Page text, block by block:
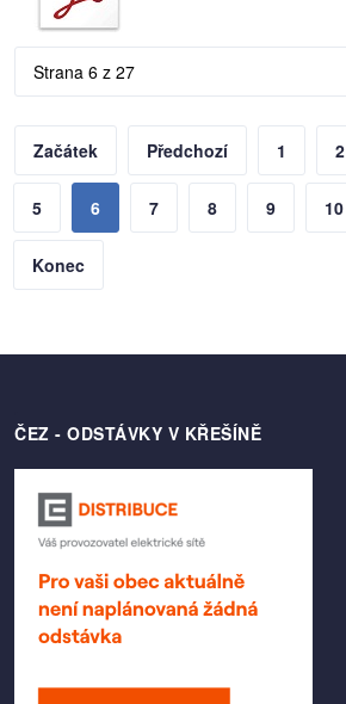
Strana 6 z 27
Začátek Předchozí 1 2
5 6 7 8 9 10
Konec
ČEZ - ODSTÁVKY V KŘEŠÍNĚ